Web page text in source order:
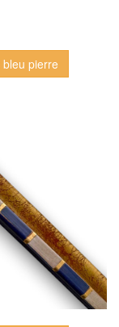
bleu pierre